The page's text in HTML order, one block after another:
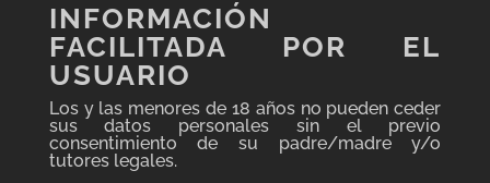
INFORMACIÓN
FACILITADA POR EL
USUARIO
Los y las menores de 18 años no pueden ceder
sus datos personales sin el previo
consentimiento de su padre/madre y/o
tutores legales.